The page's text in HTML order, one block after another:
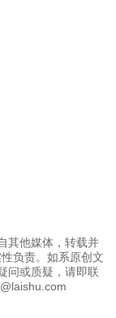
其他媒体，转载并
负责。如系原创文
问或质疑，请即联